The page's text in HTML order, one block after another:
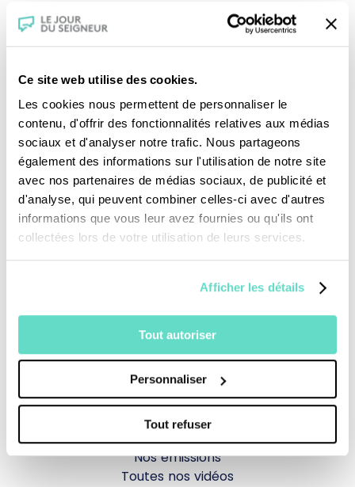
Ce site web utilise des cookies.
Les cookies nous permettent de personnaliser le
contenu, d'offrir des fonctionnalités relatives aux médias
sociaux et d'analyser notre trafic. Nous partageons
également des informations sur l'utilisation de notre site
avec nos partenaires de médias sociaux, de publicité et
d'analyse, qui peuvent combiner celles-ci avec d'autres
informations que vous leur avez fournies ou qu'ils ont
collectées lors de votre utilisation de leurs services.
Afficher les détails
Tout autoriser
Personnaliser
Tout refuser
Je fais un don
Revoir la messe du 02 août 2026
TOUS NOS PROGRAMMES
Documentaires
Parole Inattendue
Tous Frères
Générations Laudato Si’
Agenda Culturel
JDS.tv
Nos émissions
Toutes nos vidéos